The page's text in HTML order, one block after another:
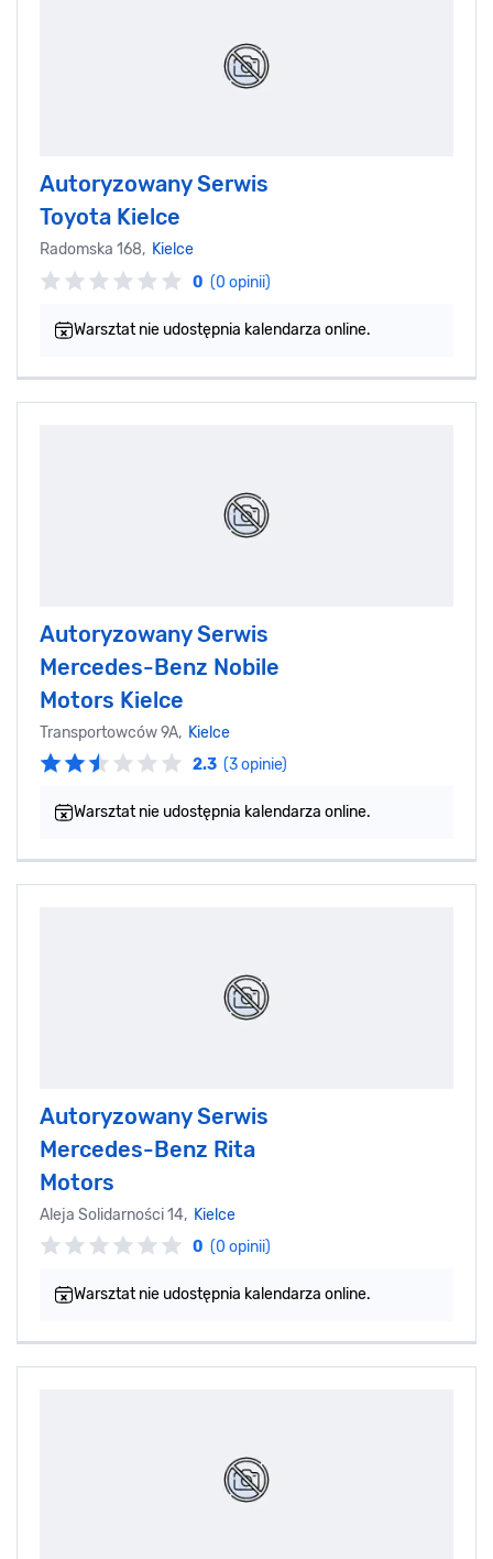
Autoryzowany Serwis
Toyota Kielce
Radomska 168, Kielce
0 (0 opinii)
Warsztat nie udostępnia kalendarza online.
Autoryzowany Serwis
Mercedes-Benz Nobile
Motors Kielce
Transportowców 9A, Kielce
2.3 (3 opinie)
Warsztat nie udostępnia kalendarza online.
Autoryzowany Serwis
Mercedes-Benz Rita
Motors
Aleja Solidarności 14, Kielce
0 (0 opinii)
Warsztat nie udostępnia kalendarza online.